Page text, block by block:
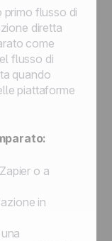
primo flusso di
diretta
come
flusso di
quando
piattaforme
o a
in